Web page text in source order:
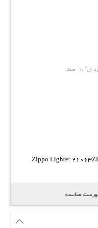
1 است.
Zippo Lighter
مقایسه